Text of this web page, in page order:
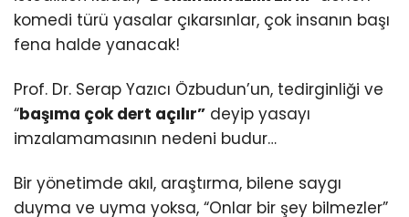
komedi türü yasalar çıkarsınlar, çok insanın başı
fena halde yanacak!
Prof. Dr. Serap Yazıcı Özbudun’un, tedirginliği ve
“başıma çok dert açılır” deyip yasayı
imzalamamasının nedeni budur…
Bir yönetimde akıl, araştırma, bilene saygı
duyma ve uyma yoksa, “Onlar bir şey bilmezler”